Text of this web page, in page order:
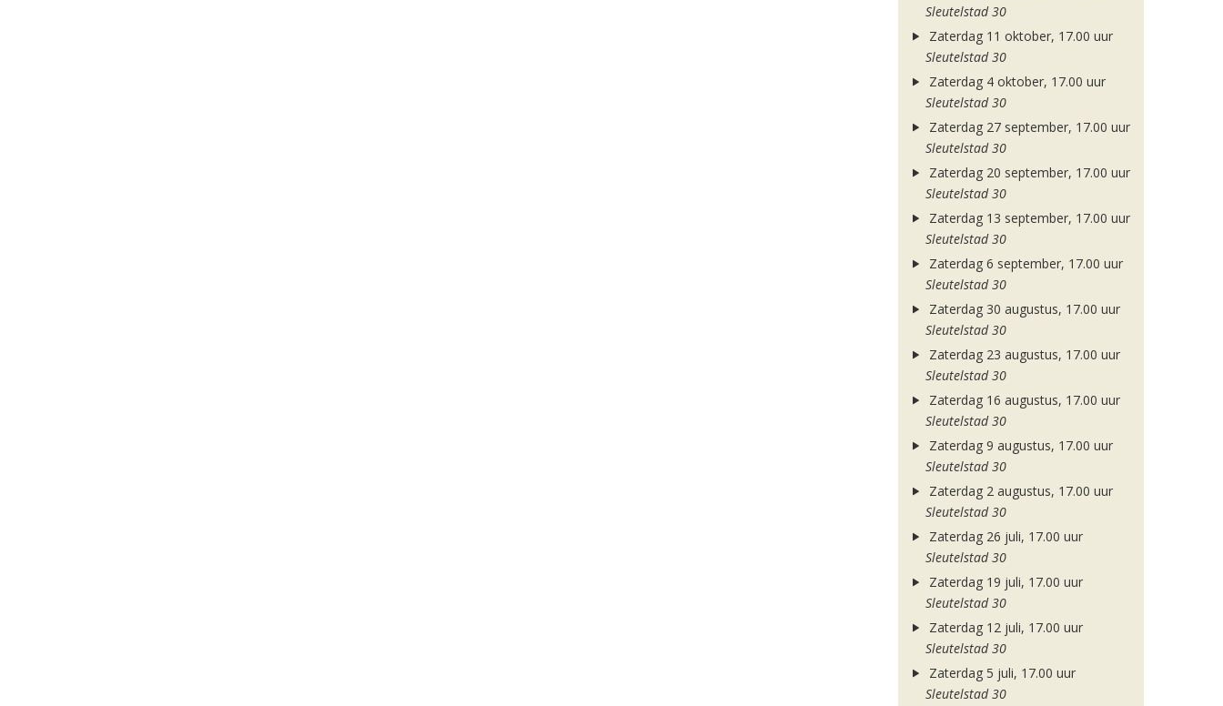
Sleutelstad 30
Zaterdag 11 oktober, 17.00 uur
Sleutelstad 30
Zaterdag 4 oktober, 17.00 uur
Sleutelstad 30
Zaterdag 27 september, 17.00 uur
Sleutelstad 30
Zaterdag 20 september, 17.00 uur
Sleutelstad 30
Zaterdag 13 september, 17.00 uur
Sleutelstad 30
Zaterdag 6 september, 17.00 uur
Sleutelstad 30
Zaterdag 30 augustus, 17.00 uur
Sleutelstad 30
Zaterdag 23 augustus, 17.00 uur
Sleutelstad 30
Zaterdag 16 augustus, 17.00 uur
Sleutelstad 30
Zaterdag 9 augustus, 17.00 uur
Sleutelstad 30
Zaterdag 2 augustus, 17.00 uur
Sleutelstad 30
Zaterdag 26 juli, 17.00 uur
Sleutelstad 30
Zaterdag 19 juli, 17.00 uur
Sleutelstad 30
Zaterdag 12 juli, 17.00 uur
Sleutelstad 30
Zaterdag 5 juli, 17.00 uur
Sleutelstad 30